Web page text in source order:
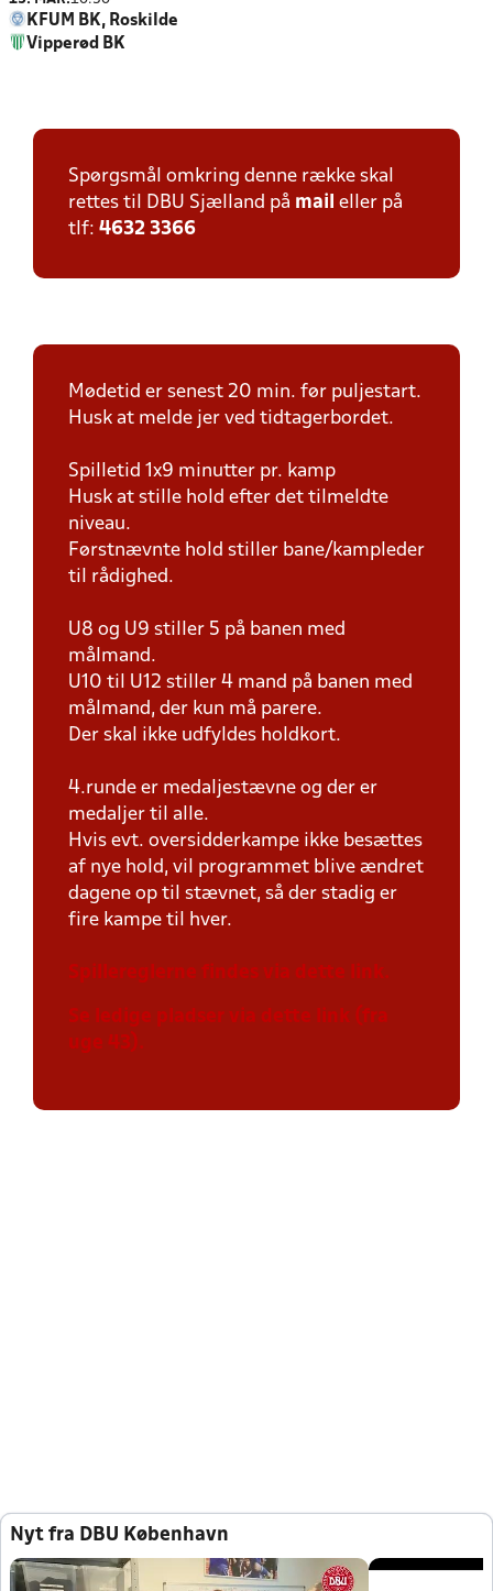
KFUM BK, Roskilde
Vipperød BK
Spørgsmål omkring denne række skal
rettes til DBU Sjælland på mail eller på
tlf: 4632 3366
Mødetid er senest 20 min. før puljestart.
Husk at melde jer ved tidtagerbordet.
Spilletid 1x9 minutter pr. kamp
Husk at stille hold efter det tilmeldte
niveau.
Førstnævnte hold stiller bane/kampleder
til rådighed.
U8 og U9 stiller 5 på banen med
målmand.
U10 til U12 stiller 4 mand på banen med
målmand, der kun må parere.
Der skal ikke udfyldes holdkort.
4.runde er medaljestævne og der er
medaljer til alle.
Hvis evt. oversidderkampe ikke besættes
af nye hold, vil programmet blive ændret
dagene op til stævnet, så der stadig er
fire kampe til hver.
Spillereglerne findes via dette link.
Se ledige pladser via dette link (fra
uge 43).
Nyt fra DBU København